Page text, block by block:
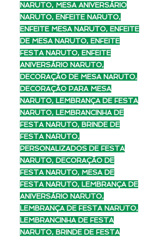
NARUTO, MESA ANIVERSÁRIO
NARUTO, ENFEITE NARUTO,
ENFEITE MESA NARUTO, ENFEITE
DE MESA NARUTO, ENFEITE
FESTA NARUTO, ENFEITE
ANIVERSÁRIO NARUTO,
DECORAÇÃO DE MESA NARUTO,
DECORAÇÃO PARA MESA
NARUTO, LEMBRANÇA DE FESTA
NARUTO, LEMBRANCINHA DE
FESTA NARUTO, BRINDE DE
FESTA NARUTO,
PERSONALIZADOS DE FESTA
NARUTO, DECORAÇÃO DE
FESTA NARUTO, MESA DE
FESTA NARUTO, LEMBRANÇA DE
ANIVERSÁRIO NARUTO,
LEMBRANÇA DE FESTA NARUTO,
LEMBRANCINHA DE FESTA
NARUTO, BRINDE DE FESTA